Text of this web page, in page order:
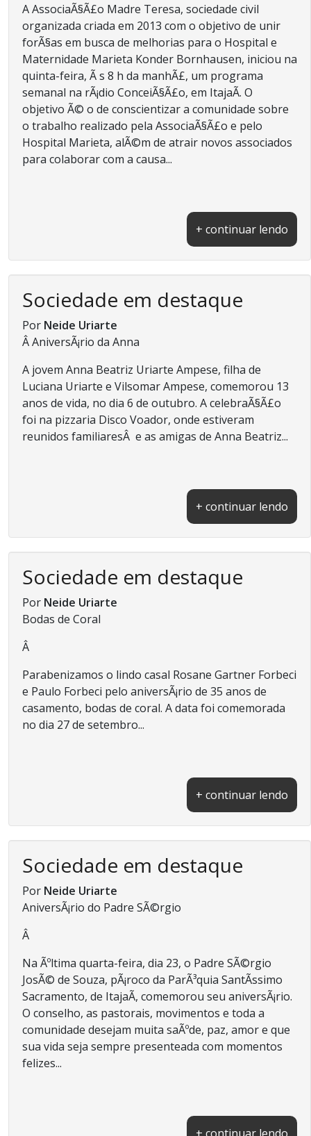
A AssociaÃ§Ã£o Madre Teresa, sociedade civil
organizada criada em 2013 com o objetivo de unir
forÃ§as em busca de melhorias para o Hospital e
Maternidade Marieta Konder Bornhausen, iniciou na
quinta-feira, Ã s 8 h da manhÃ£, um programa
semanal na rÃ¡dio ConceiÃ§Ã£o, em ItajaÃ­. O
objetivo Ã© o de conscientizar a comunidade sobre
o trabalho realizado pela AssociaÃ§Ã£o e pelo
Hospital Marieta, alÃ©m de atrair novos associados
para colaborar com a causa...
+ continuar lendo
Sociedade em destaque
Por Neide Uriarte
Â AniversÃ¡rio da Anna
A jovem Anna Beatriz Uriarte Ampese, filha de
Luciana Uriarte e Vilsomar Ampese, comemorou 13
anos de vida, no dia 6 de outubro. A celebraÃ§Ã£o
foi na pizzaria Disco Voador, onde estiveram
reunidos familiaresÂ e as amigas de Anna Beatriz...
+ continuar lendo
Sociedade em destaque
Por Neide Uriarte
Bodas de Coral
Â
Parabenizamos o lindo casal Rosane Gartner Forbeci
e Paulo Forbeci pelo aniversÃ¡rio de 35 anos de
casamento, bodas de coral. A data foi comemorada
no dia 27 de setembro...
+ continuar lendo
Sociedade em destaque
Por Neide Uriarte
AniversÃ¡rio do Padre SÃ©rgio
Â
Na Ãºltima quarta-feira, dia 23, o Padre SÃ©rgio
JosÃ© de Souza, pÃ¡roco da ParÃ³quia SantÃ­ssimo
Sacramento, de ItajaÃ­, comemorou seu aniversÃ¡rio.
O conselho, as pastorais, movimentos e toda a
comunidade desejam muita saÃºde, paz, amor e que
sua vida seja sempre presenteada com momentos
felizes...